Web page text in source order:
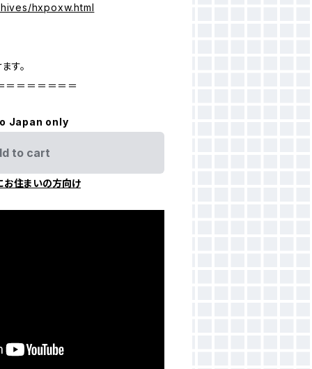
hxpoxw.html
す。
＝＝＝＝＝＝＝
Japan only
to cart
お住まいの方向け